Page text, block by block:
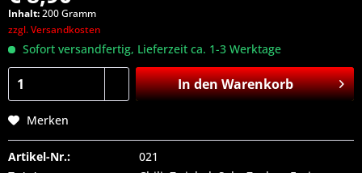
Inhalt:200 Gramm
zzgl. Versandkosten
Sofort versandfertig, Lieferzeit ca. 1-3 Werktage
In denWarenkorb
Merken
Artikel-Nr.:
021